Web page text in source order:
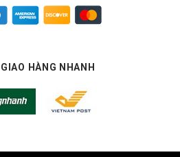
HÀNG NHANH